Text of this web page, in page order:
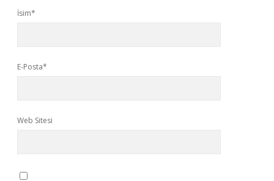
İsim*
E-Posta*
Web Sitesi